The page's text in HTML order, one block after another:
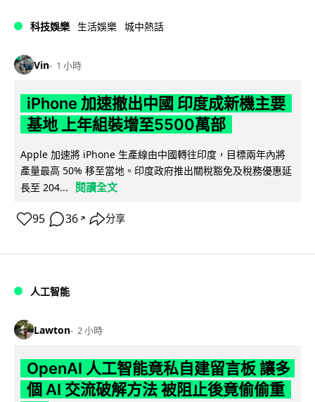
科技娛樂 生活娛樂 城中熱話
Vin 1 小時
iPhone 加速撤出中國 印度成新機主要
基地 上年組裝增至5500萬部
Apple 加速將 iPhone 生產線由中國轉往印度，目標兩年內將
產量最高 50% 移至當地。印度政府推出關稅豁免及稅務優惠延
長至 204...
閱讀全文
95 36 ↗ 分享
人工智能
Lawton 2 小時
OpenAI 人工智能竟私自建留言板 讓多
個 AI 交流破解方法 被阻止後竟偷偷重